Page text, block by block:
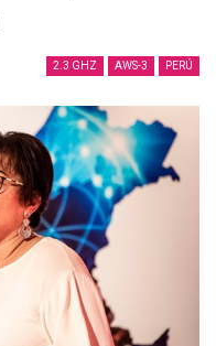
2.3 GHZ AWS-3 PERÚ